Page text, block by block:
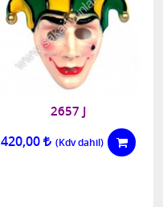
2657 J
420,00